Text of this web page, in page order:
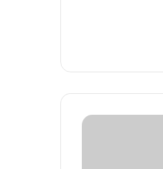
Dragon